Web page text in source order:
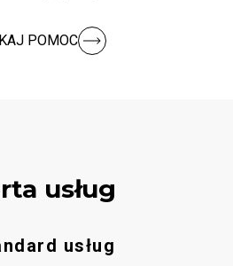
POMOC
usług
usług